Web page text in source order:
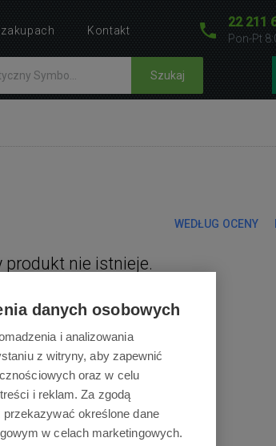
22 211
Pon-Pt
Szukaj
WEDŁUG OCENY
produkt nie istnieje.
Kontakt
danych osobowych
i analizowania
z witryny, aby zapewnić
oraz w celu
i reklam. Za zgodą
określone dane
w celach marketingowych.